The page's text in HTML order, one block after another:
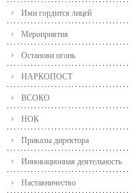
Ими гордится лицей
Мероприятия
Останови огонь
НАРКОПОСТ
ВСОКО
НОК
Приказы директора
Инновационная деятельность
Наставничество